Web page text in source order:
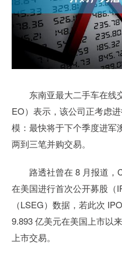
东南亚最大二手车在线
EO）表示，该公司正考虑
模：最快将于下个季度进军
两到三笔并购交易。
路透社曾在 8 月报道，
在美国进行首次公开募股（
（LSEG）数据，若此次
9.893 亿美元在美国上市以
上市交易。